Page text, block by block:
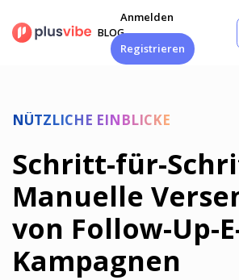
Inhalt
springen
BLOG
Anmelden
Registrieren
NÜTZLICHE EINBLICKE
Schritt-für-
Manuelle
von Follow-Up-
Kampagnen